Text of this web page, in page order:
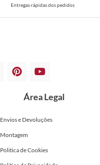
Entregas rápidas dos pedidos
Área Legal
Envios e Devoluções
Montagem
Politica de Cookies